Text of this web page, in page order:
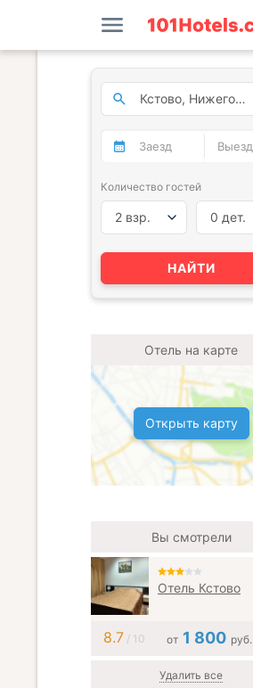
Количество гостей
2 взр. 0 дет.
НАЙТИ
Отель на карте
Открыть карту
Вы смотрели
Отель Кстово
8.7 / 10 от 1 800 руб.
Удалить все